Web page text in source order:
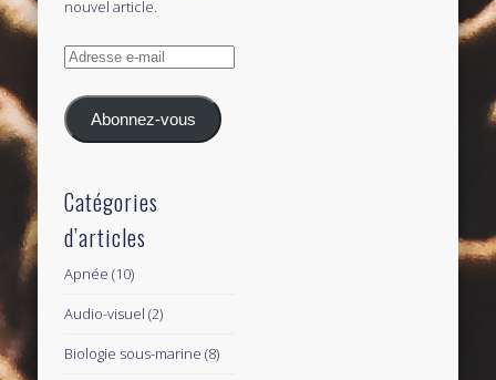
nouvel article.
Adresse
mail
Abonnez-vous
Catégories
d’articles
Apnée (10)
Audio-visuel (2)
Biologie sous-marine (8)